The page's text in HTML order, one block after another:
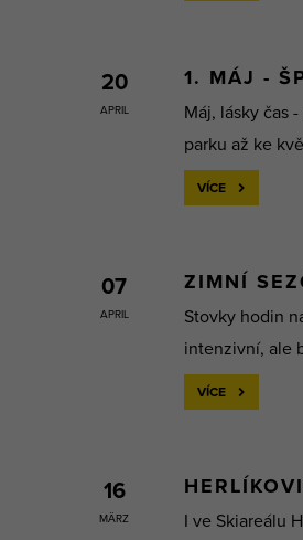
20
APRIL
1. MÁJ -
Máj, lásky čas
parku až ke
VÍCE
07
APRIL
ZIMNÍ
Stovky hodin
intenzivní, ale
VÍCE
16
MÄRZ I ve Skiareálu